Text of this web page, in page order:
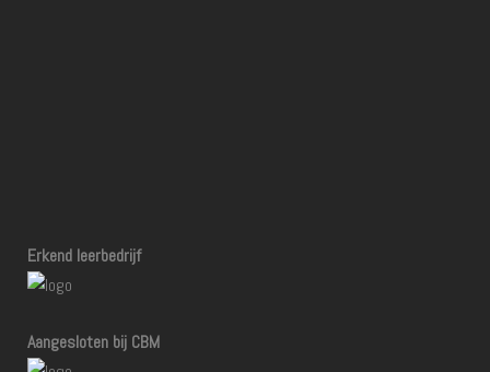
Erkend leerbedrijf
Aangesloten bij CBM